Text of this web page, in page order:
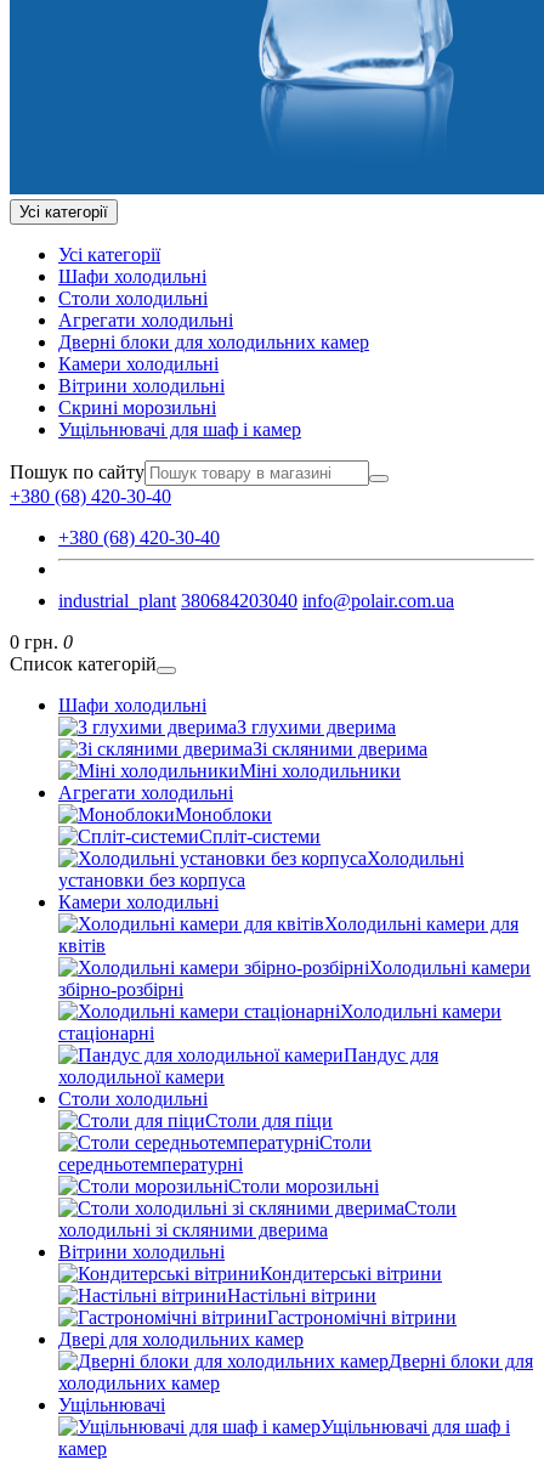
Усі категорії
Усі категорії
Шафи холодильні
Столи холодильні
Агрегати холодильні
Дверні блоки для холодильних камер
Камери холодильні
Вітрини холодильні
Скрині морозильні
Ущільнювачі для шаф і камер
Пошук по сайту
+380 (68) 420-30-40
+380 (68) 420-30-40
industrial_plant 380684203040 info@polair.com.ua
0 грн. 0
Список категорій
Шафи холодильні
З глухими дверима
Зі скляними дверима
Міні холодильники
Агрегати холодильні
Моноблоки
Спліт-системи
Холодильні
установки без корпуса
Камери холодильні
Холодильні камери для
квітів
Холодильні камери
збірно-розбірні
Холодильні камери
стаціонарні
Пандус для
холодильної камери
Столи холодильні
Столи для піци
Столи
середньотемпературні
Столи морозильні
Столи
холодильні зі скляними дверима
Вітрини холодильні
Кондитерські вітрини
Настільні вітрини
Гастрономічні вітрини
Двері для холодильних камер
Дверні блоки для
холодильних камер
Ущільнювачі
Ущільнювачі для шаф і
камер